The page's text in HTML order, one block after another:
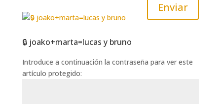
Enviar
🔒 joako+marta=lucas y bruno
Introduce a continuación la contraseña para ver este
artículo protegido: